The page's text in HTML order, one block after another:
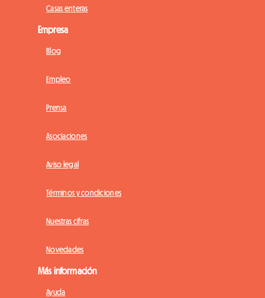
Casas enteras
Empresa
Blog
Empleo
Prensa
Asociaciones
Aviso legal
Términos y condiciones
Nuestras cifras
Novedades
Más información
Ayuda